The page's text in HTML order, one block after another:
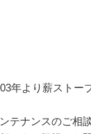
年より薪ストー
テナンスのご相